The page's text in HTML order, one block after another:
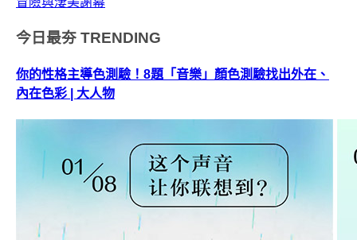
今日最夯 TRENDING
你的性格主導色測驗！8題「音樂」顏色測驗找出外在、
內在色彩 | 大人物